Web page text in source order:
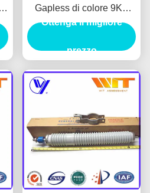
Gapless di colore 9KV
con porcellana alloggiata
Ottenga il migliore
prezzo